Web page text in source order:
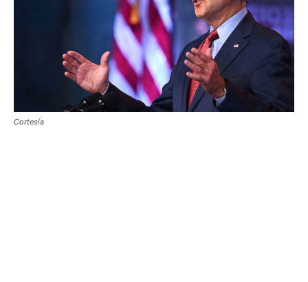
Cortesía